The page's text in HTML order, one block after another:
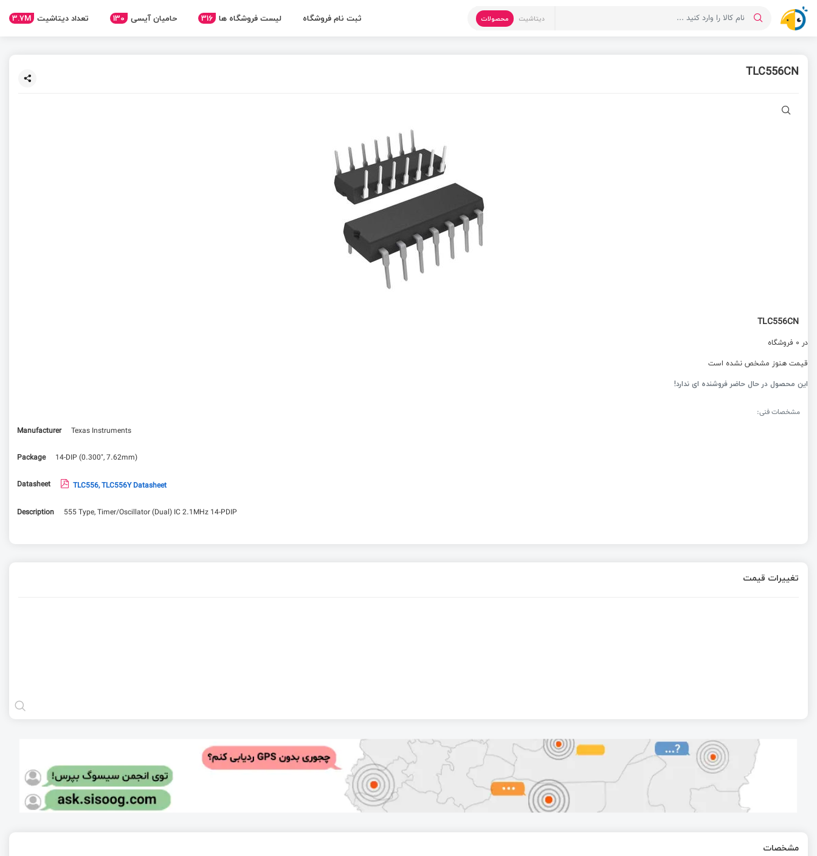
دیتاشیت محصولات ثبت نام فروشگاه لیست فروشگاه ها 316 حامیان آیسی 130 تعداد دیتاشیت 3.7M
TLC556CN
TLC556CN
در 0 فروشگاه
قیمت هنوز مشخص نشده است
این محصول در حال حاضر فروشنده ای ندارد!
مشخصات فنی:
Manufacturer
Texas Instruments
Package 14-DIP (0.300", 7.62mm)
Datasheet TLC556, TLC556Y Datasheet
Description 555 Type, Timer/Oscillator (Dual) IC 2.1MHz 14-PDIP
تغییرات قیمت
مشخصات